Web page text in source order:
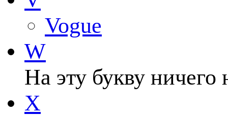
Vogue
W
На эту букву ничего
X